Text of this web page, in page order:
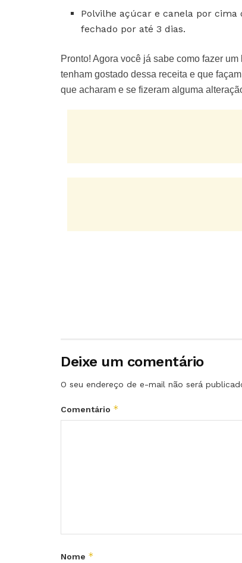
Polvilhe açúcar e canela por
fechado por até 3 dias.
Pronto! Agora você já sabe como fazer
tenham gostado dessa receita e que
que acharam e se fizeram alguma
Deixe um comentário
O seu endereço de e-mail não será
Comentário *
Nome *